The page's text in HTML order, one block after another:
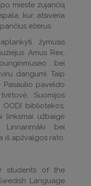
mieste zujančią
kur atsiveria
ežerus.
žymusis
Amus Rex,
bei
dangumi. Taip
Pasaulio paveldo
Suomijos
bibliotekos,
linksmai užbaigė
Linnanmäki bei
iš apžvalgos rato.
students of the
Language